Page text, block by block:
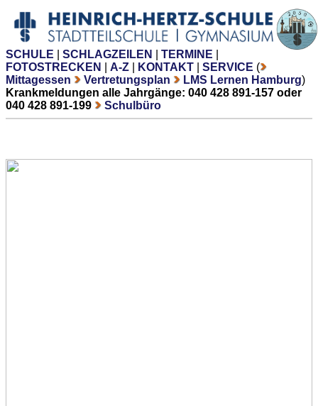
SCHULE SCHLAGZEILEN TERMINE
FOTOSTRECKEN
A-Z KONTAKT SERVICE (
Mittagessen
Vertretungsplan LMS Lernen Hamburg)
Krankmeldungen alle Jahrgänge: 040 428 891-157 oder
040 428 891-199
Schulbüro